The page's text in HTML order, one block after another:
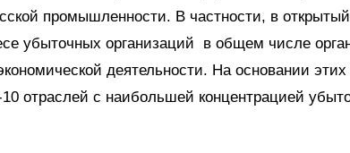
промышленности. В частности, в
убыточных организаций в общем числе
деятельности. На основании
отраслей с наибольшей концентрацией